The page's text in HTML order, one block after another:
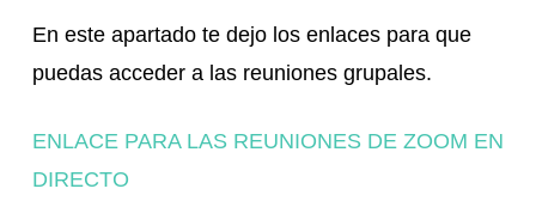
En este apartado te dejo los enlaces para que
puedas acceder a las reuniones grupales.
ENLACE PARA LAS REUNIONES DE ZOOM EN
DIRECTO